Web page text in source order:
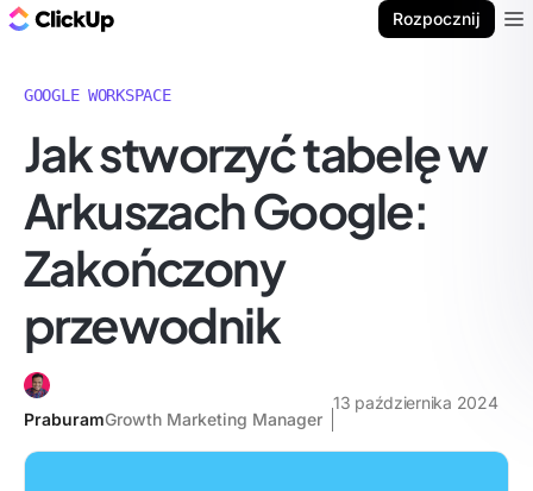
Rozpocznij
GOOGLE WORKSPACE
Jak stworzyć tabelę w
Arkuszach Google:
Zakończony
przewodnik
PraburamGrowth Marketing Manager
13 października 2024